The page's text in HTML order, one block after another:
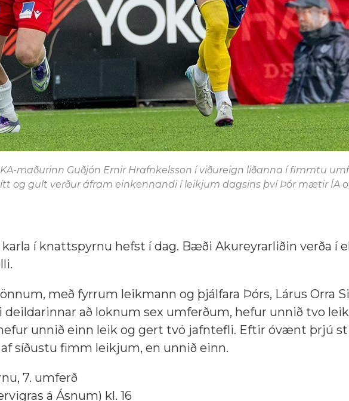
maðurinn Guðjón Ernir Hrafnkelsson í viðureign liðanna í fimmtu
og gult verður áfram einkennandi í leikjum dagsins því Þór mætir ÍA
í knattspyrnu hefst í dag. Bæði Akureyrarliðin verða í
með fyrrum leikmann og þjálfara Þórs, Lárus Orra
að loknum sex umferðum, hefur unnið tvo
unnið einn leik og gert tvö jafntefli. Eftir óvænt þrjú
síðustu fimm leikjum, en unnið einn.
7. umferð
á Ásnum) kl. 16